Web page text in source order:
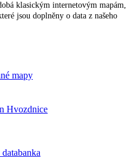
klasickým internetovým mapám,
jsou doplněny o data z našeho